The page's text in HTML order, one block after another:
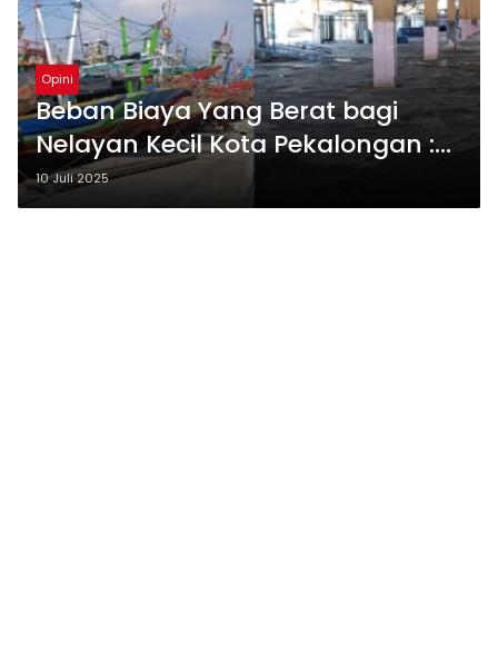
Opini
Beban Biaya Yang Berat bagi
Nelayan Kecil Kota Pekalongan :
Apakah Ada Jalan Keluar ?
10 Juli 2025